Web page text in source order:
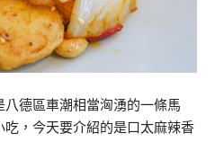
德區車潮相當洶湧的一條馬
，今天要介紹的是口太麻辣香